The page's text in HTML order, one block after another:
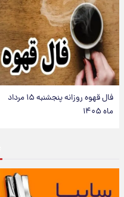
فال قهوه روزانه پنجشنبه ۱۵ مرداد
ماه ۱۴۰۵